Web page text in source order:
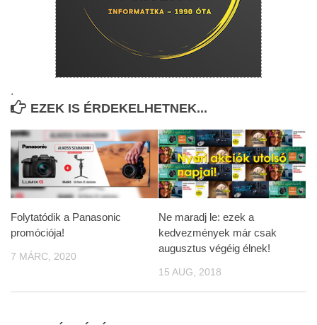
.
EZEK IS ÉRDEKELHETNEK...
Folytatódik a Panasonic
promóciója!
7 MÁRC, 2020
Ne maradj le: ezek a
kedvezmények már csak
augusztus végéig élnek!
15 AUG, 2018